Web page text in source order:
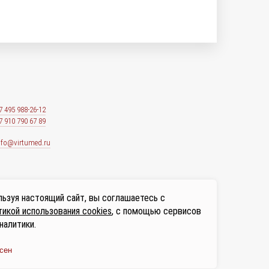
495 988-26-12
910 790 67 89
настоящий сайт, вы соглашаетесь с
использования cookies, с помощью сервисов